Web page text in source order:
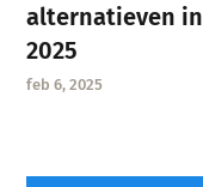
alternatieven in
2025
feb 6, 2025